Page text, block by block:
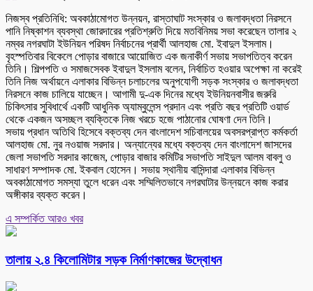
নিজস্ব প্রতিনিধি: অবকাঠামোগত উন্নয়ন, রাস্তাঘাট সংস্কার ও জলাবদ্ধতা নিরসনে
পানি নিষ্কাশন ব্যবস্থা জোরদারের প্রতিশ্রুতি দিয়ে মতবিনিময় সভা করেছেন তালার ২
নম্বর নগরঘাটা ইউনিয়ন পরিষদ নির্বাচনের প্রার্থী আলহাজ মো. ইবাদুল ইসলাম।
বৃহস্পতিবার বিকেলে পোড়ার বাজারে আয়োজিত এক জনাকীর্ণ সভায় সভাপতিত্ব করেন
তিনি। শিল্পপতি ও সমাজসেবক ইবাদুল ইসলাম বলেন, নির্বাচিত হওয়ার অপেক্ষা না করেই
তিনি নিজ অর্থায়নে এলাকার বিভিন্ন চলাচলের অনুপযোগী সড়ক সংস্কার ও জলাবদ্ধতা
নিরসনে কাজ চালিয়ে যাচ্ছেন। আগামী দু-এক দিনের মধ্যে ইউনিয়নবাসীর জরুরি
চিকিৎসার সুবিধার্থে একটি আধুনিক অ্যাম্বুলেন্স প্রদান এবং প্রতি বছর প্রতিটি ওয়ার্ড
থেকে একজন অসচ্ছল ব্যক্তিকে নিজ খরচে হজে পাঠানোর ঘোষণা দেন তিনি।
সভায় প্রধান অতিথি হিসেবে বক্তব্য দেন বাংলাদেশ সচিবালয়ের অবসরপ্রাপ্ত কর্মকর্তা
আলহাজ মো. নুর নওয়াজ সরদার। অন্যান্যের মধ্যে বক্তব্য দেন বাংলাদেশ জাসদের
জেলা সভাপতি সরদার কাজেম, পোড়ার বাজার কমিটির সভাপতি সাইদুল আলম বাবলু ও
সাধারণ সম্পাদক মো. ইকবাল হোসেন। সভায় স্থানীয় বাসিন্দারা এলাকার বিভিন্ন
অবকাঠামোগত সমস্যা তুলে ধরেন এবং সম্মিলিতভাবে নগরঘাটার উন্নয়নে কাজ করার
অঙ্গীকার ব্যক্ত করেন।
এ সম্পর্কিত আরও খবর
তালায় ২.৪ কিলোমিটার সড়ক নির্মাণকাজের উদ্বোধন